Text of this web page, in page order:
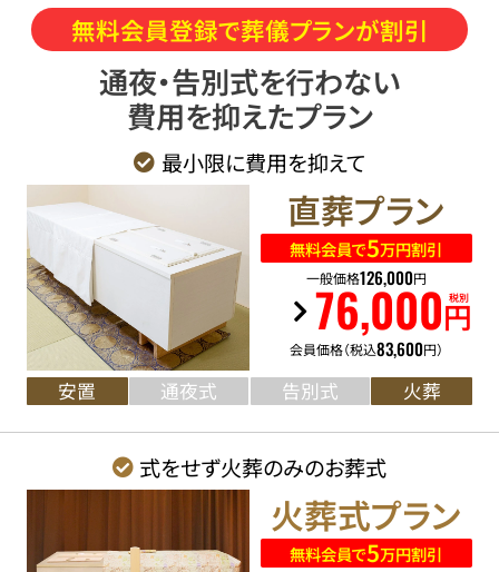
無料会員登録で葬儀プランが割引
通夜・告別式を行わない
費用を抑えたプラン
最小限に費用を抑えて
直葬プラン
無料会員で5万円割引
一般価格126,000円
76,000円
税別
会員価格（税込83,600円）
安置 通夜式 告別式 火葬
式をせず火葬のみのお葬式
火葬式プラン
無料会員で5万円割引